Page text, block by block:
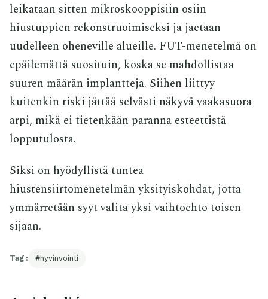
leikataan sitten mikroskooppisiin osiin
hiustuppien rekonstruoimiseksi ja jaetaan
uudelleen oheneville alueille. FUT-menetelmä on
epäilemättä suosituin, koska se mahdollistaa
suuren määrän implantteja. Siihen liittyy
kuitenkin riski jättää selvästi näkyvä vaakasuora
arpi, mikä ei tietenkään paranna esteettistä
lopputulosta.
Siksi on hyödyllistä tuntea
hiustensiirtomenetelmän yksityiskohdat, jotta
ymmärretään syyt valita yksi vaihtoehto toisen
sijaan.
Tag : hyvinvointi